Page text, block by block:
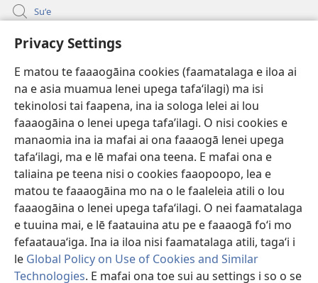
Privacy Settings
E matou te faaaogāina cookies (faamatalaga e iloa ai
na e asia muamua lenei upega tafaʻilagi) ma isi
tekinolosi tai faapena, ina ia sologa lelei ai lou
faaaogāina o lenei upega tafa’ilagi. O nisi cookies e
manaomia ina ia mafai ai ona faaaogā lenei upega
tafaʻilagi, ma e lē mafai ona teena. E mafai ona e
taliaina pe teena nisi o cookies faaopoopo, lea e
matou te faaaogāina mo na o le faaleleia atili o lou
faaaogāina o lenei upega tafaʻilagi. O nei faamatalaga
e tuuina mai, e lē faatauina atu pe e faaaogā foʻi mo
fefaatauaʻiga. Ina ia iloa nisi faamatalaga atili, tagaʻi i
le Global Policy on Use of Cookies and Similar
Technologies. E mafai ona toe sui au settings i so o se
Suʻe
Faamatalaga mo Ofisa o le Malo
(tatala
se
isi
polokalame)
Lomiga Faale-Tusi Paia I LE INITANETI™
(tatala
se
isi
polokalame)
JW Hub
(tatala
se
isi
polokalame)
App o le JW Library
Copyright© 2026 Watch Tower Bible and Tract Society of Pennsylvania.